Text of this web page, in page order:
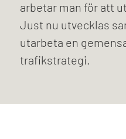
arbetar man för att
Just nu utvecklas
utarbeta en
trafikstrategi.